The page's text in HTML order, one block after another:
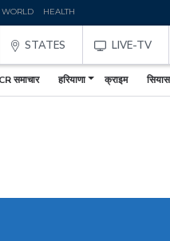
WORLD HEALTH
STATES LIVE-TV
समाचार हरियाणा क्राइम